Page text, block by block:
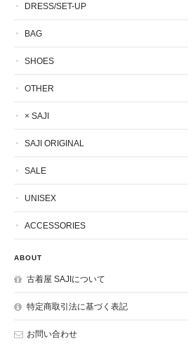
DRESS/SET-UP
BAG
SHOES
OTHER
× SAJI
SAJI ORIGINAL
SALE
UNISEX
ACCESSORIES
ABOUT
古着屋 SAJIについて
特定商取引法に基づく表記
お問い合わせ